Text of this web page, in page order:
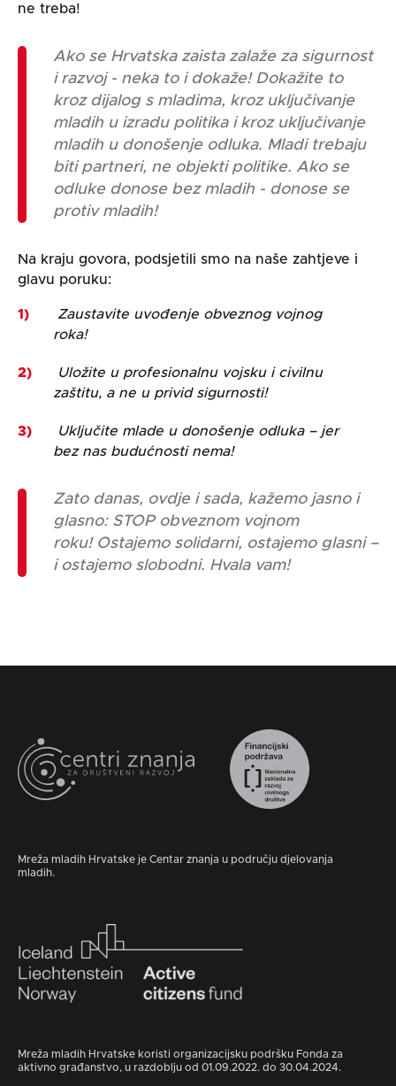
ne treba!
Ako se Hrvatska zaista zalaže za sigurnost
i razvoj - neka to i dokaže! Dokažite to
kroz dijalog s mladima, kroz uključivanje
mladih u izradu politika i kroz uključivanje
mladih u donošenje odluka. Mladi trebaju
biti partneri, ne objekti politike. Ako se
odluke donose bez mladih - donose se
protiv mladih!
Na kraju govora, podsjetili smo na naše zahtjeve i
glavu poruku:
Zaustavite uvođenje obveznog vojnog
roka!
Uložite u profesionalnu vojsku i civilnu
zaštitu, a ne u privid sigurnosti!
Uključite mlade u donošenje odluka – jer
bez nas budućnosti nema!
Zato danas, ovdje i sada, kažemo jasno i
glasno: STOP obveznom vojnom
roku! Ostajemo solidarni, ostajemo glasni –
i ostajemo slobodni. Hvala vam!
Mreža mladih Hrvatske je Centar znanja u području djelovanja
mladih.
Mreža mladih Hrvatske koristi organizacijsku podršku Fonda za
aktivno građanstvo, u razdoblju od 01.09.2022. do 30.04.2024.